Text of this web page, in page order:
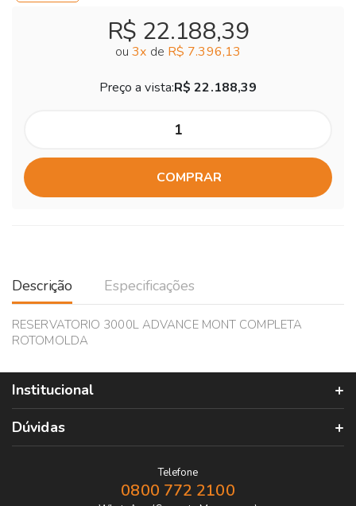
R$ 22.188,39
ou3x de R$ 7.396,13
Preço a vista:R$ 22.188,39
COMPRAR
Descrição Especificações
RESERVATORIO 3000L ADVANCE MONT COMPLETA
ROTOMOLDA
Institucional
Dúvidas
Telefone
0800 772 2100